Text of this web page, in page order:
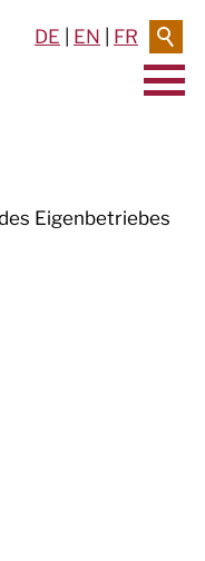
DE EN FR
Eigenbetriebes